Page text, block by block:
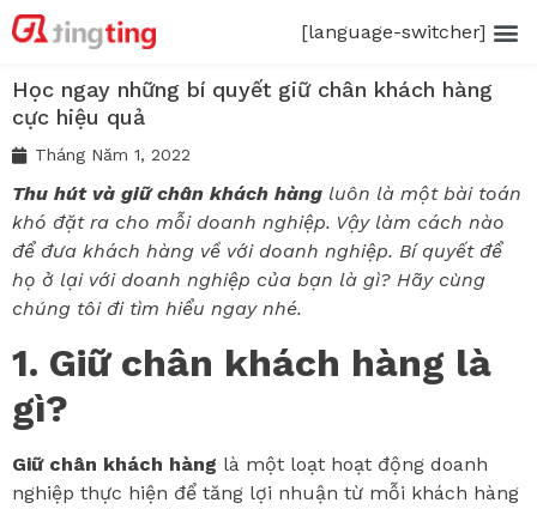
[language-switcher]
Học ngay những bí quyết giữ chân khách hàng
cực hiệu quả
Tháng Năm 1, 2022
Thu hút và giữ chân khách hàng luôn là một bài toán
khó đặt ra cho mỗi doanh nghiệp. Vậy làm cách nào
để đưa khách hàng về với doanh nghiệp. Bí quyết để
họ ở lại với doanh nghiệp của bạn là gì? Hãy cùng
chúng tôi đi tìm hiểu ngay nhé.
1. Giữ chân khách hàng là
gì?
Giữ chân khách hàng là một loạt hoạt động doanh
nghiệp thực hiện để tăng lợi nhuận từ mỗi khách hàng